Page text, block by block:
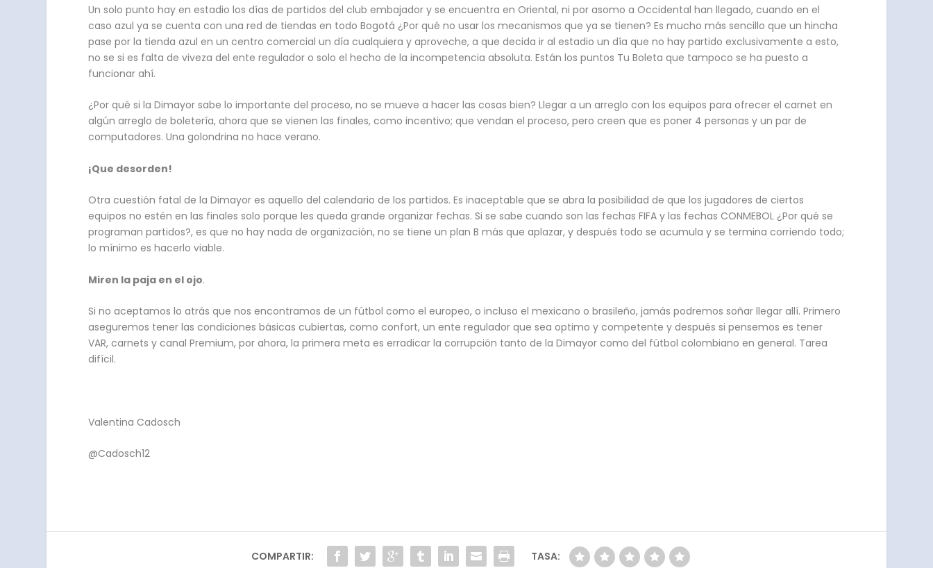
Un solo punto hay en estadio los días de partidos del club embajador y se encuentra en Oriental, ni por asomo a Occidental han llegado, cuando en el
caso azul ya se cuenta con una red de tiendas en todo Bogotá ¿Por qué no usar los mecanismos que ya se tienen? Es mucho más sencillo que un hincha
pase por la tienda azul en un centro comercial un día cualquiera y aproveche, a que decida ir al estadio un día que no hay partido exclusivamente a esto,
no se si es falta de viveza del ente regulador o solo el hecho de la incompetencia absoluta. Están los puntos Tu Boleta que tampoco se ha puesto a
funcionar ahí.
¿Por qué si la Dimayor sabe lo importante del proceso, no se mueve a hacer las cosas bien? Llegar a un arreglo con los equipos para ofrecer el carnet en
algún arreglo de boletería, ahora que se vienen las finales, como incentivo; que vendan el proceso, pero creen que es poner 4 personas y un par de
computadores. Una golondrina no hace verano.
¡Que desorden!
Otra cuestión fatal de la Dimayor es aquello del calendario de los partidos. Es inaceptable que se abra la posibilidad de que los jugadores de ciertos
equipos no estén en las finales solo porque les queda grande organizar fechas. Si se sabe cuando son las fechas FIFA y las fechas CONMEBOL ¿Por qué se
programan partidos?, es que no hay nada de organización, no se tiene un plan B más que aplazar, y después todo se acumula y se termina corriendo todo;
lo mínimo es hacerlo viable.
Miren la paja en el ojo.
Si no aceptamos lo atrás que nos encontramos de un fútbol como el europeo, o incluso el mexicano o brasileño, jamás podremos soñar llegar allí. Primero
aseguremos tener las condiciones básicas cubiertas, como confort, un ente regulador que sea optimo y competente y después si pensemos es tener
VAR, carnets y canal Premium, por ahora, la primera meta es erradicar la corrupción tanto de la Dimayor como del fútbol colombiano en general. Tarea
difícil.
Valentina Cadosch
@Cadosch12
COMPARTIR: TASA: